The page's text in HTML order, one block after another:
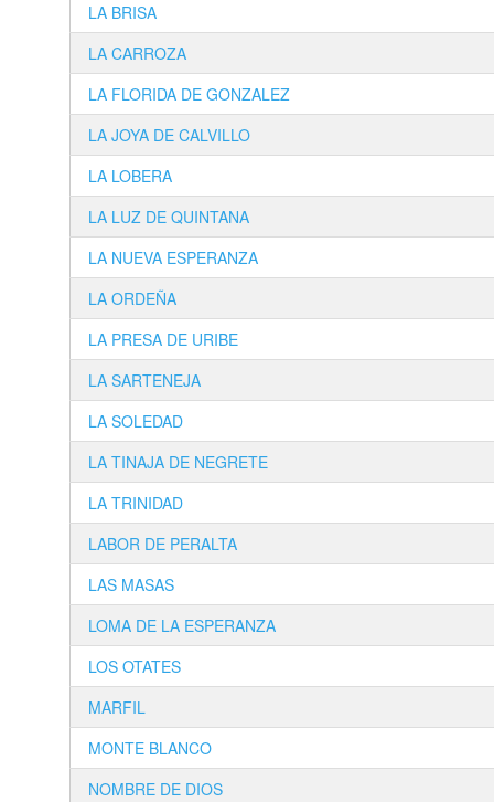
LA BRISA
LA CARROZA
LA FLORIDA DE GONZALEZ
LA JOYA DE CALVILLO
LA LOBERA
LA LUZ DE QUINTANA
LA NUEVA ESPERANZA
LA ORDEÑA
LA PRESA DE URIBE
LA SARTENEJA
LA SOLEDAD
LA TINAJA DE NEGRETE
LA TRINIDAD
LABOR DE PERALTA
LAS MASAS
LOMA DE LA ESPERANZA
LOS OTATES
MARFIL
MONTE BLANCO
NOMBRE DE DIOS